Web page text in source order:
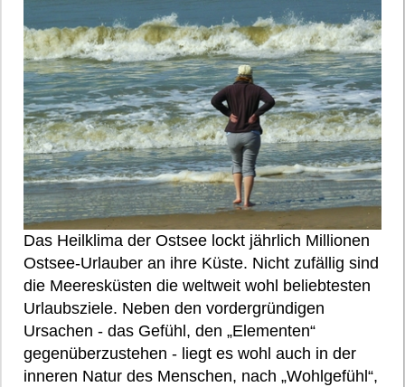
Das Heilklima der Ostsee lockt jährlich Millionen
Ostsee-Urlauber an ihre Küste. Nicht zufällig sind
die Meeresküsten die weltweit wohl beliebtesten
Urlaubsziele. Neben den vordergründigen
Ursachen - das Gefühl, den „Elementen“
gegenüberzustehen - liegt es wohl auch in der
inneren Natur des Menschen, nach „Wohlgefühl“,